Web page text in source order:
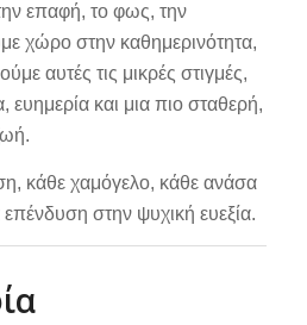
επαφή, το φως, την
χώρο στην καθημερινότητα,
αυτές τις μικρές στιγμές,
ευημερία και μια πιο σταθερή,
κάθε χαμόγελο, κάθε ανάσα
επένδυση στην ψυχική ευεξία.